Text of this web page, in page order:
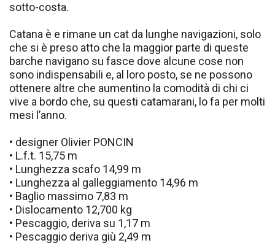
sotto-costa.
Catana è e rimane un cat da lunghe navigazioni, solo
che si è preso atto che la maggior parte di queste
barche navigano su fasce dove alcune cose non
sono indispensabili e, al loro posto, se ne possono
ottenere altre che aumentino la comodità di chi ci
vive a bordo che, su questi catamarani, lo fa per molti
mesi l’anno.
• designer Olivier PONCIN
• L.f.t. 15,75 m
• Lunghezza scafo 14,99 m
• Lunghezza al galleggiamento 14,96 m
• Baglio massimo 7,83 m
• Dislocamento 12,700 kg
• Pescaggio, deriva su 1,17 m
• Pescaggio deriva giù 2,49 m